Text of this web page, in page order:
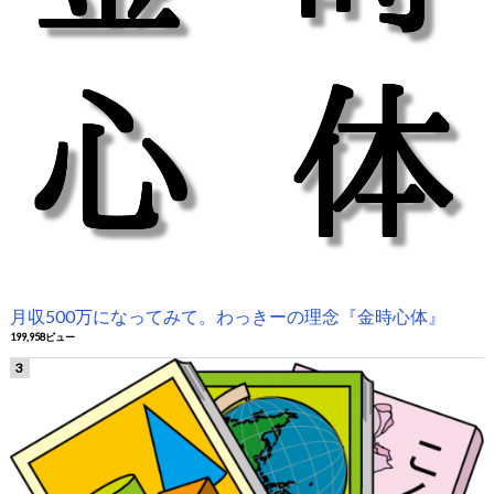
月収500万になってみて。わっきーの理念『金時心体』
199,958ビュー